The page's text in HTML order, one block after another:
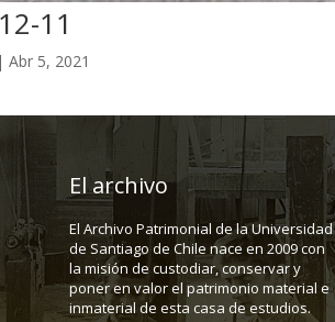
11
|Abr 5, 2021
El archivo
El Archivo Patrimonial de la Universidad
de Santiago de Chile nace en 2009 con
la misión de custodiar, conservar y
poner en valor el patrimonio material e
inmaterial de esta casa de estudios.